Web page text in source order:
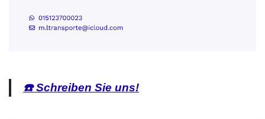
☎️ Schreiben Sie uns!